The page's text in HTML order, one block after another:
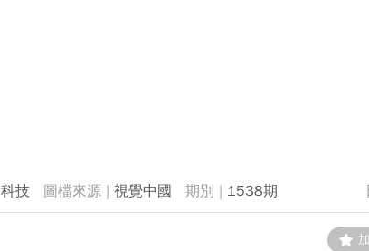
科技 視覺中國 1538期